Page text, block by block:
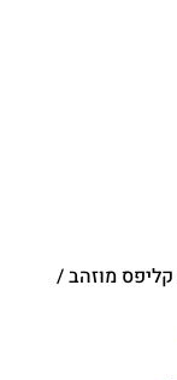
מוזהב /